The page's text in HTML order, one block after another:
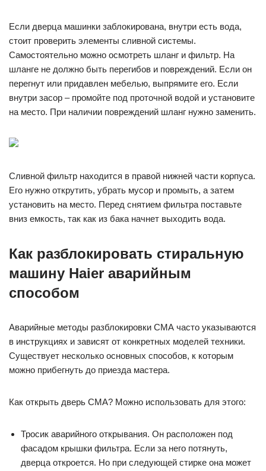
Если дверца машинки заблокирована, внутри есть вода,
стоит проверить элементы сливной системы.
Самостоятельно можно осмотреть шланг и фильтр. На
шланге не должно быть перегибов и повреждений. Если он
перегнут или придавлен мебелью, выпрямите его. Если
внутри засор – промойте под проточной водой и установите
на место. При наличии повреждений шланг нужно заменить.
Сливной фильтр находится в правой нижней части корпуса.
Его нужно открутить, убрать мусор и промыть, а затем
установить на место. Перед снятием фильтра поставьте
вниз емкость, так как из бака начнет выходить вода.
Как разблокировать стиральную
машину Haier аварийным
способом
Аварийные методы разблокировки СМА часто указываются
в инструкциях и зависят от конкретных моделей техники.
Существует несколько основных способов, к которым
можно прибегнуть до приезда мастера.
Как открыть дверь СМА? Можно использовать для этого:
Тросик аварийного открывания. Он расположен под
фасадом крышки фильтра. Если за него потянуть,
дверца откроется. Но при следующей стирке она может